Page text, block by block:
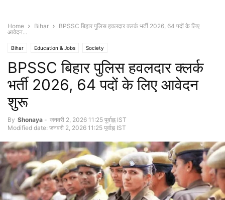
Home Bihar
BPSSC बिहार पुलिस हवलदार क्लर्क भर्ती 2026, 64 पदों के लिए
आवेदन...
Bihar Education & Jobs Society
BPSSC बिहार पुलिस हवलदार क्लर्क
भर्ती 2026, 64 पदों के लिए आवेदन
शुरू
By Shonaya - जनवरी 2, 2026 11:25 पूर्वाह्न IST
Modified date: जनवरी 2, 2026 11:25 पूर्वाह्न IST